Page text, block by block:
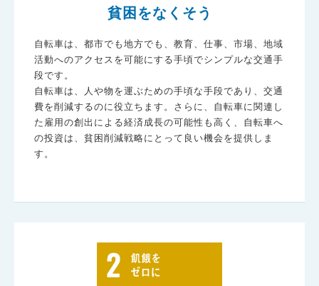
貧困をなくそう
自転車は、都市でも地方でも、教育、仕事、市場、地域
活動へのアクセスを可能にする手頃でシンプルな交通手
段です。
自転車は、人や物を運ぶための手頃な手段であり、交通
費を削減するのに役立ちます。さらに、自転車に関連し
た雇用の創出による経済成長の可能性も高く、自転車へ
の投資は、貧困削減戦略にとって良い機会を提供しま
す。